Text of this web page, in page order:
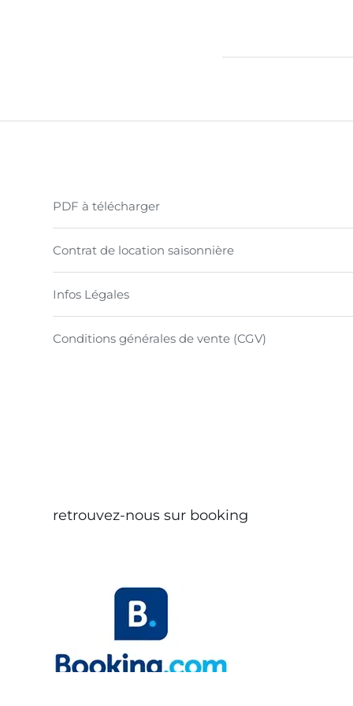
PDF à télécharger
Contrat de location saisonnière
Infos Légales
Conditions générales de vente (CGV)
retrouvez-nous sur booking